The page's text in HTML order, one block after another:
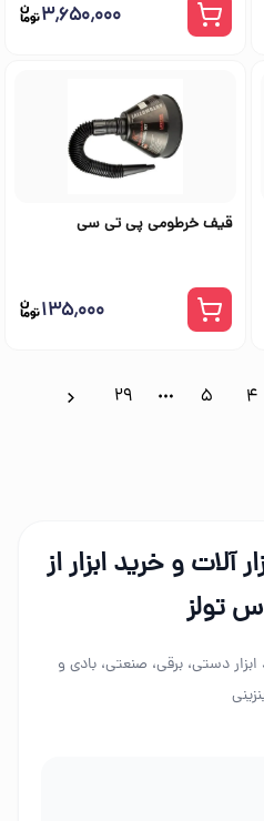
۳٬۶۵۰٬۰۰۰
قیف خرطومی پی تی سی
۱۳۵٬۰۰۰
4
5
29
آلات و خرید ابزار از
تولز
دستی، برقی، صنعتی، بادی و